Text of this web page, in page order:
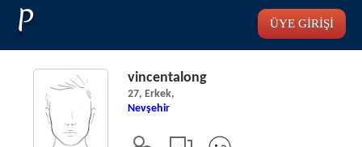
P ÜYE GİRİŞİ
vincentalong
27, Erkek,
Nevşehir